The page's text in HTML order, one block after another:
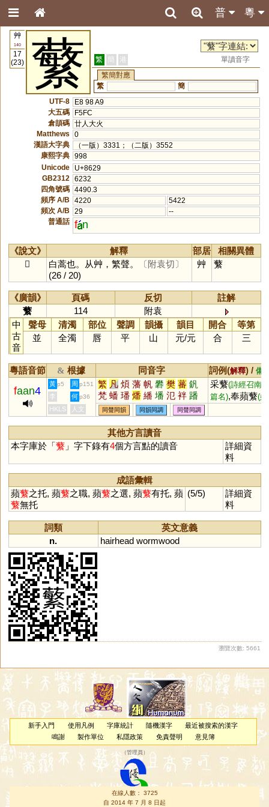
粵
普
艸
140
17
(23)
蘩 繁 簡 港
單讀音字
繁簡對應
繁
簡
UTF-8
E8 98 A9
大五碼
F5FC
倉頡碼 廿人大火
Matthews
0
漢語大字典
（一版）3331；（二版）3552
康熙字典 998
Unicode
U+8629
GB2312
6232
四角號碼 4490.3
頻序 A/B
4220
5422
頻次 A/B
29
--
普通話 f n
《說文》 解釋 部居
相關異體
𦾴
白蒿也。从艸，繁聲。
〔附袁切〕
(26 / 20)
艸 蘩
《廣韻》 頁碼 反切
註解
蘩
114
附袁
中
古
音
聲母 清濁 部位 聲調 韻攝 韻目 開合
等第
並
全濁 唇 平 山 元/元 合 三
粵語音節 & 根據 同音字 詞例(解釋) / 備
faan4
黃 p5 周 p151 繁 凡 煩 藩 帆 礬 樊 蕃 釩
梵 蟠 璠 燔 繙 墦 氾 袢 蹯
蠜 羳 薠 膰 颿 瀿 笲 軓 鐇
鷭 汎 瀪 勫 杋 柉 籵
采蘩(詩經召南的
篇名),奉蘋蘩(婦
李 何 p36
HKLS 人文 同聲同韻 同韻同調 同聲同調
其他方言讀音
本字庫於「蘩」字下錄有4個方言點的讀音
詳細資
料
成語彙輯
蘋蘩之托, 蘋蘩之職, 蘋蘩之選, 蘋蘩有托, 蘋
蘩無托
(5/5)
詳細資
料
詞類
英文意義
n.
hairhead wormwood
瀏覽次數: 5661
新手入門 使用凡例 字庫統計 隨機漢字
最近被搜索的漢字
鳴謝
製作單位 私隱政策 免責聲明 意見簿
（管理員 ）
在線人數： 3725
自 2014 年 7 月 8 日起